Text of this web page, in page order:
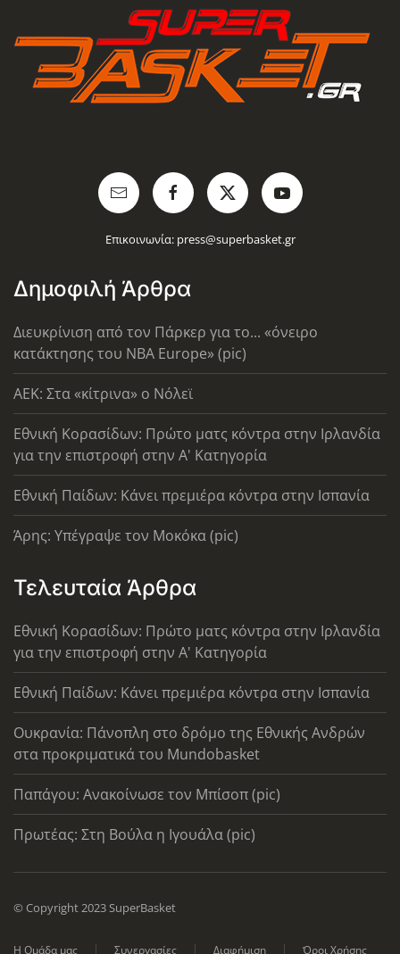
Επικοινωνία: press@superbasket.gr
Δημοφιλή Άρθρα
Διευκρίνιση από τον Πάρκερ για το... «όνειρο
κατάκτησης του ΝΒΑ Europe» (pic)
AEK: Στα «κίτρινα» ο Νόλεϊ
Εθνική Κορασίδων: Πρώτο ματς κόντρα στην Ιρλανδία
για την επιστροφή στην Α' Κατηγορία
Εθνική Παίδων: Κάνει πρεμιέρα κόντρα στην Ισπανία
Άρης: Υπέγραψε τον Μοκόκα (pic)
Τελευταία Άρθρα
Εθνική Κορασίδων: Πρώτο ματς κόντρα στην Ιρλανδία
για την επιστροφή στην Α' Κατηγορία
Εθνική Παίδων: Κάνει πρεμιέρα κόντρα στην Ισπανία
Ουκρανία: Πάνοπλη στο δρόμο της Εθνικής Ανδρών
στα προκριματικά του Mundobasket
Παπάγου: Ανακοίνωσε τον Μπίσοπ (pic)
Πρωτέας: Στη Βούλα η Ιγουάλα (pic)
© Copyright 2023 SuperBasket
Η Ομάδα μας Συνεργασίες Διαφήμιση Όροι Χρήσης